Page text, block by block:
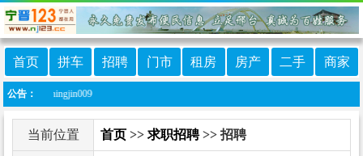
首页 拼车 招聘 门市 租房 房产 二手 商家
公告：
微信：ningjin009
当前位置 首页 >> 求职招聘>> 招聘